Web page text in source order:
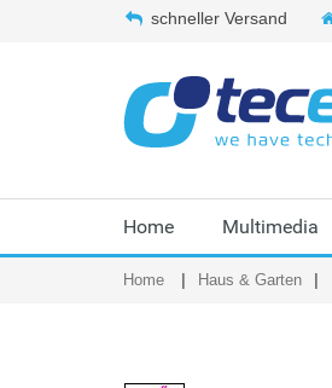
schneller Versand
Home Multimedia
Home Haus & Garten